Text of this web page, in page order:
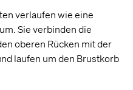
verlaufen wie eine
Sie verbinden die
oberen Rücken mit der
laufen um den Brustkorb